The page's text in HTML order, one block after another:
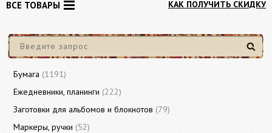
КАК ПОЛУЧИТЬ СКИДКУ
Найти
ВСЕ ТОВАРЫ
Бумага (1191)
Ежедневники, планинги (222)
Заготовки для альбомов и блокнотов (79)
Маркеры, ручки (52)